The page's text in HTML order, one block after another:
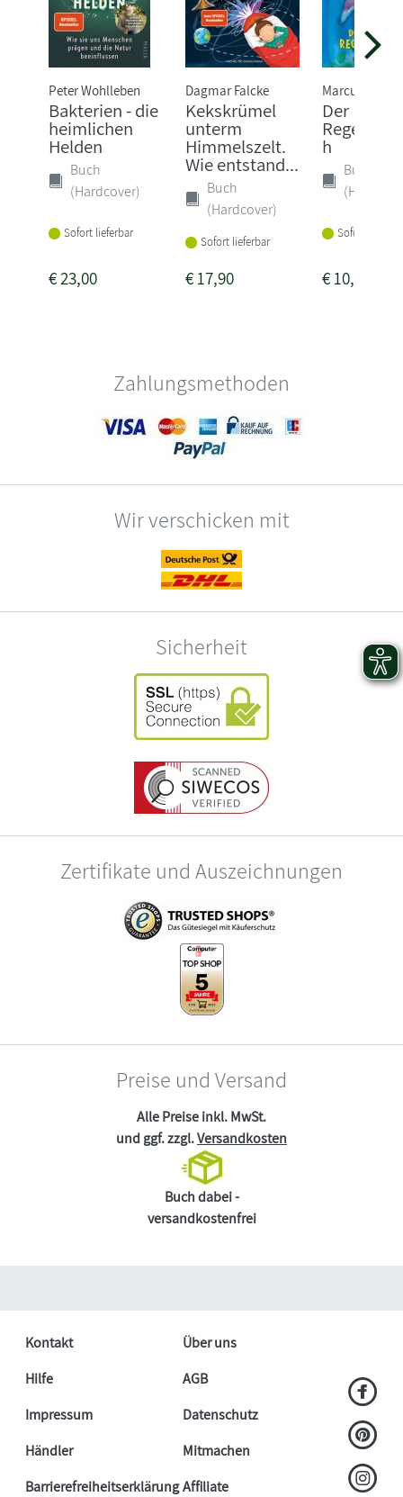
Peter Wohlleben
Bakterien - die
heimlichen
Helden
Buch
(Hardcover)
Sofort lieferbar
€23,00
Dagmar Falcke
Kekskrümel
unterm
Himmelszelt.
Wie entstand...
Buch
(Hardcover)
Sofort lieferbar
€17,90
Marcus Pfister
Der
h
Buch
Sofort
€10,00
Zahlungsmethoden
Wir verschicken mit
Sicherheit
Zertifikate und Auszeichnungen
Preise und Versand
Alle Preise inkl. MwSt.
und ggf. zzgl.Versandkosten
Buch dabei -
versandkostenfrei
Kontakt
Über uns
Hilfe
AGB
Impressum
Datenschutz
Händler
Mitmachen
BarrierefreiheitserklärungAffiliate